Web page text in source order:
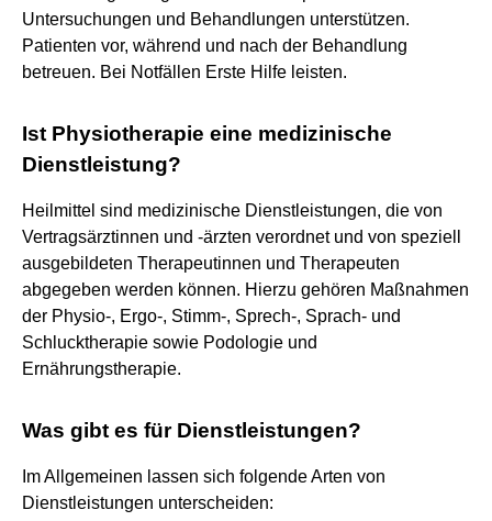
Untersuchungen und Behandlungen unterstützen.
Patienten vor, während und nach der Behandlung
betreuen. Bei Notfällen Erste Hilfe leisten.
Ist Physiotherapie eine medizinische
Dienstleistung?
Heilmittel sind medizinische Dienstleistungen, die von
Vertragsärztinnen und -ärzten verordnet und von speziell
ausgebildeten Therapeutinnen und Therapeuten
abgegeben werden können. Hierzu gehören Maßnahmen
der Physio-, Ergo-, Stimm-, Sprech-, Sprach- und
Schlucktherapie sowie Podologie und
Ernährungstherapie.
Was gibt es für Dienstleistungen?
Im Allgemeinen lassen sich folgende Arten von
Dienstleistungen unterscheiden: